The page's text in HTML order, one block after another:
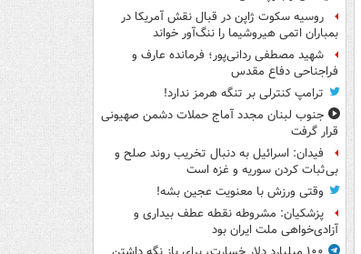
روسیه سکوت ژاپن در قبال نقش آمریکا در
بمباران اتمی هیروشیما را ننگ‌آور خواند
شهید مصطفی ردانی‌پور؛ فرمانده عارف و
فراجناحی دفاع مقدس
ترامپ کنترلی بر تنگه هرمز ندارد!
جنوب لبنان مجدد آماج حملات دشمن صهیونی
قرار گرفت
فیدان: اسرائیل به دنبال تخریب روند صلح و
بی‌ثبات کردن سوریه و غزه است
وقتی ورزش با معنویت عجین بشه!
پزشکیان: مشروطه نقطه عطف بیداری و
آزادی‌خواهی ملت ایران بود